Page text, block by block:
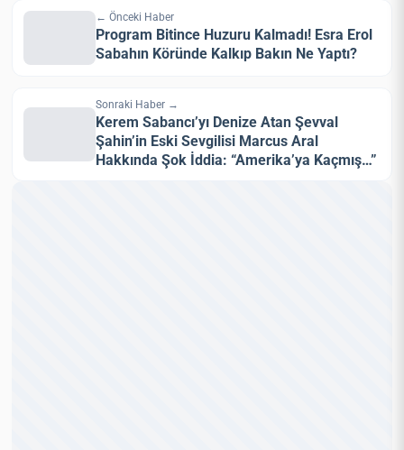
← Önceki Haber
Program Bitince Huzuru Kalmadı! Esra Erol
Sabahın Köründe Kalkıp Bakın Ne Yaptı?
Sonraki Haber →
Kerem Sabancı’yı Denize Atan Şevval
Şahin’in Eski Sevgilisi Marcus Aral
Hakkında Şok İddia: “Amerika’ya Kaçmış…”